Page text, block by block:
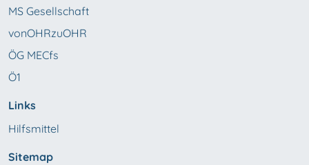
MS Gesellschaft
vonOHRzuOHR
ÖG MECfs
Ö1
Links
Hilfsmittel
Sitemap